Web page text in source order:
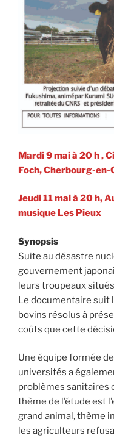
Mardi 9 mai à 20 h ,
Foch, Cherbourg-
Jeudi 11 mai à 20 h,
musique Les Pieux
Synopsis
Suite au désastre
gouvernement
leurs troupeaux situés
Le documentaire suit
bovins résolus à
coûts que cette
Une équipe formée
universités a
problèmes sanitaires
thème de l’étude est
grand animal, thème
les agriculteurs